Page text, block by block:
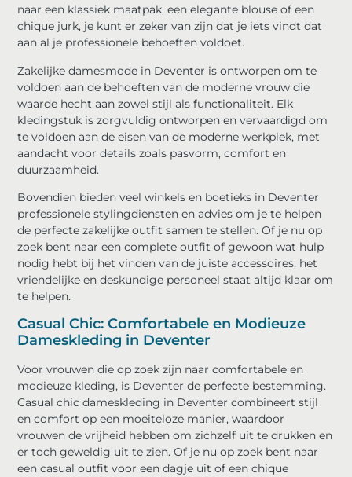
naar een klassiek maatpak, een elegante blouse of een
chique jurk, je kunt er zeker van zijn dat je iets vindt dat
aan al je professionele behoeften voldoet.
Zakelijke damesmode in Deventer is ontworpen om te
voldoen aan de behoeften van de moderne vrouw die
waarde hecht aan zowel stijl als functionaliteit. Elk
kledingstuk is zorgvuldig ontworpen en vervaardigd om
te voldoen aan de eisen van de moderne werkplek, met
aandacht voor details zoals pasvorm, comfort en
duurzaamheid.
Bovendien bieden veel winkels en boetieks in Deventer
professionele stylingdiensten en advies om je te helpen
de perfecte zakelijke outfit samen te stellen. Of je nu op
zoek bent naar een complete outfit of gewoon wat hulp
nodig hebt bij het vinden van de juiste accessoires, het
vriendelijke en deskundige personeel staat altijd klaar om
te helpen.
Casual Chic: Comfortabele en Modieuze
Dameskleding in Deventer
Voor vrouwen die op zoek zijn naar comfortabele en
modieuze kleding, is Deventer de perfecte bestemming.
Casual chic dameskleding in Deventer combineert stijl
en comfort op een moeiteloze manier, waardoor
vrouwen de vrijheid hebben om zichzelf uit te drukken en
er toch geweldig uit te zien. Of je nu op zoek bent naar
een casual outfit voor een dagje uit of een chique